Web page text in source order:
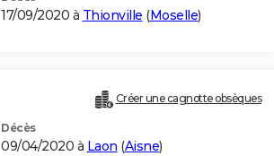
17/09/2020 à Thionville (Moselle)
Créer une cagnotte obsèques
Décès
09/04/2020 à Laon (Aisne)